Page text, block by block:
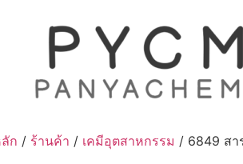
ก / ร้านค้า / เคมีอุตสาหกรรม / 6849 สา